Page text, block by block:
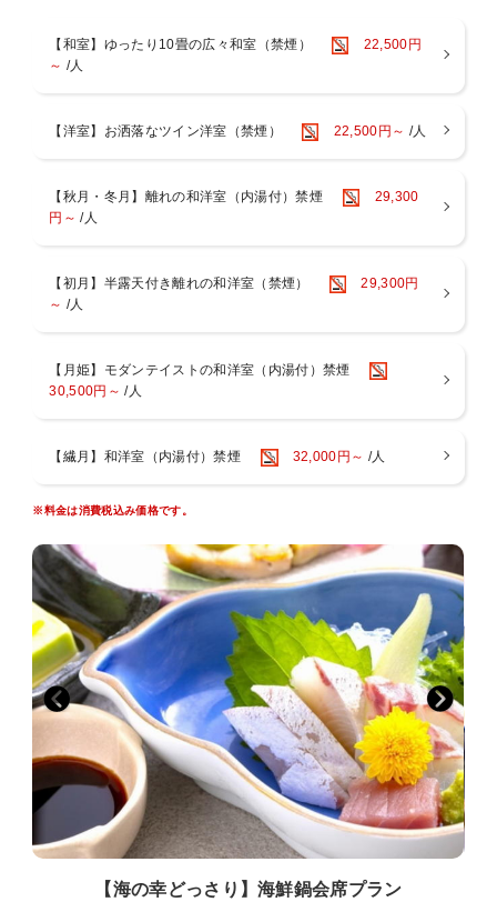
※グループ予約の場合、別プラン（飲み放題がついていないプラン）
でご予約の場合、
■冷蔵庫飲料無料
サービスあり
ご希望の場合は備考欄にてお知らせください。
～ご夕食～
厳選された九州産和牛ヒレステーキをメインに、
けます。
※料理写真は１例。季節により内容は若干異なります
■■■■お食事について■■■■■■■■■■■■■■■■■■■
〇当館はアレルギー対応出来ませんので予めご了承ください。
〇連泊の場合２泊目以降は料理長おまかせコースをご用意いたしま
す。
〇お子様のお食事について
小学生のお子様には、大人料理から大人向けの料理（酢の物、珍味
など）を
除いたミニ会席をご用意しております。
会席料理が苦手な小学生のお子様は、前日までにご連絡いただけれ
ば、
お子様ランチメニューへのご変更が可能です。
「食事あり」でご予約の幼児のお子様（未就学児）には、お子様ラ
ンチをご用意いたします。
■■■■■■■■■■■■■■■■■■■■■■■■■■■■■■
～お風呂～
でも入浴ＯＫ
【和室】ゆったり10畳の広々和室（禁煙）
22,500円
～ /人
【洋室】お洒落なツイン洋室（禁煙） 22,500円～ /人
【秋月・冬月】離れの和洋室（内湯付）禁煙
29,300
円～ /人
【初月】半露天付き離れの和洋室（禁煙）
29,300円
～ /人
【月姫】モダンテイストの和洋室（内湯付）禁煙
30,500円～ /人
【繊月】和洋室（内湯付）禁煙 32,000円～ /人
※料金は消費税込み価格です。
【海の幸どっさり】海鮮鍋会席プラン